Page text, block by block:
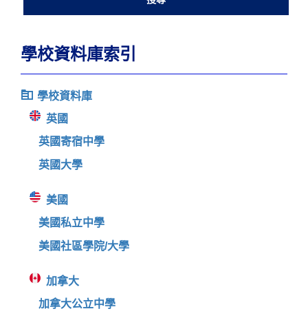
學校資料庫索引
學校資料庫
英國
英國寄宿中學
英國大學
美國
美國私立中學
美國社區學院/大學
加拿大
加拿大公立中學